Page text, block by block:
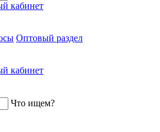
кабинет
Оптовый раздел
кабинет
Что ищем?